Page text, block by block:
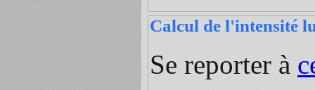
Calcul de l'intensité
Se reporter à